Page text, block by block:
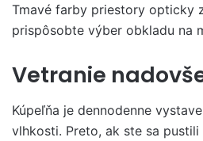
Tmavé farby priestory opticky
prispôsobte výber obkladu na
Vetranie
Kúpeľňa je dennodenne
vlhkosti. Preto, ak ste sa